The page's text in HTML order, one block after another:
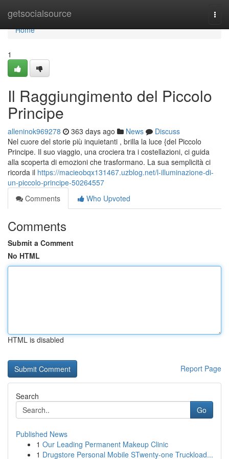
getsocialsource
Home
Home
1
Il Raggiungimento del Piccolo
Principe
alleninok969278 363 days ago News
Discuss
Nel cuore del storie più inquietanti , brilla la luce {del Piccolo
Principe. Il suo viaggio, una crociera tra i costellazioni, ci guida
alla scoperta di emozioni che trasformano. La sua semplicità ci
ricorda il https://macieobqx131467.uzblog.net/l-illuminazione-di-
un-piccolo-principe-50264557
Comments
Who Upvoted
Comments
Submit a Comment
No HTML
HTML is disabled
Report Page
Search
Go
Published News
1 Our Leading Permanent Makeup Clinic
1 Drugstore Personal Mobile STwenty-one Truckload...